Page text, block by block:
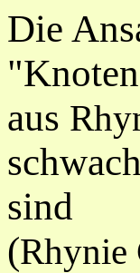
Die
aus
sind
(Rhynie